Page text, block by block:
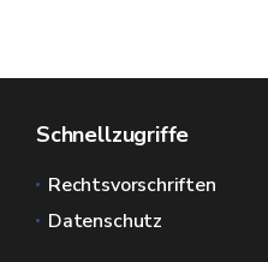
Schnellzugriffe
Rechtsvorschriften
Datenschutz